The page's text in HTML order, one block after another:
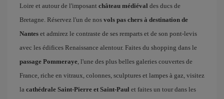
Loire et autour de l'imposant château médiéval des ducs de
Bretagne. Réservez l'un de nos vols pas chers à destination de
Nantes et admirez le contraste de ses remparts et de son pont-levis
avec les édifices Renaissance alentour. Faites du shopping dans le
passage Pommeraye, l'une des plus belles galeries couvertes de
France, riche en vitraux, colonnes, sculptures et lampes à gaz, visitez
la cathédrale Saint-Pierre et Saint-Paul et faites un tour dans les